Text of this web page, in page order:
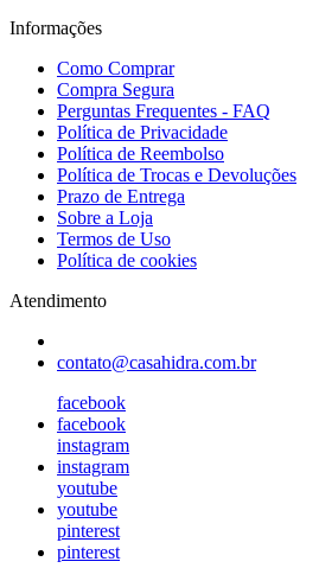
Informações
Como Comprar
Compra Segura
Perguntas Frequentes - FAQ
Política de Privacidade
Política de Reembolso
Política de Trocas e Devoluções
Prazo de Entrega
Sobre a Loja
Termos de Uso
Política de cookies
Atendimento
contato@casahidra.com.br
facebook
facebook
instagram
instagram
youtube
youtube
pinterest
pinterest